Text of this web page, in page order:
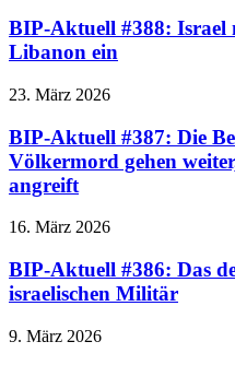
BIP-Aktuell #388: Israel
Libanon ein
23. März 2026
BIP-Aktuell #387: Die
Völkermord gehen
angreift
16. März 2026
BIP-Aktuell #386: Das
israelischen Militär
9. März 2026